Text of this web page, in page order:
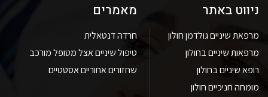
ניווט באתר
מרפאת שיניים גולדמן חולון
מרפאות שיניים בחולון
רופא שיניים בחולון
מומחה חניכיים חולון
מאמרים
חרדה דנטאלית
טיפול שיניים אצל מטופל מורכב
שחזורים אחוריים אסטטיים